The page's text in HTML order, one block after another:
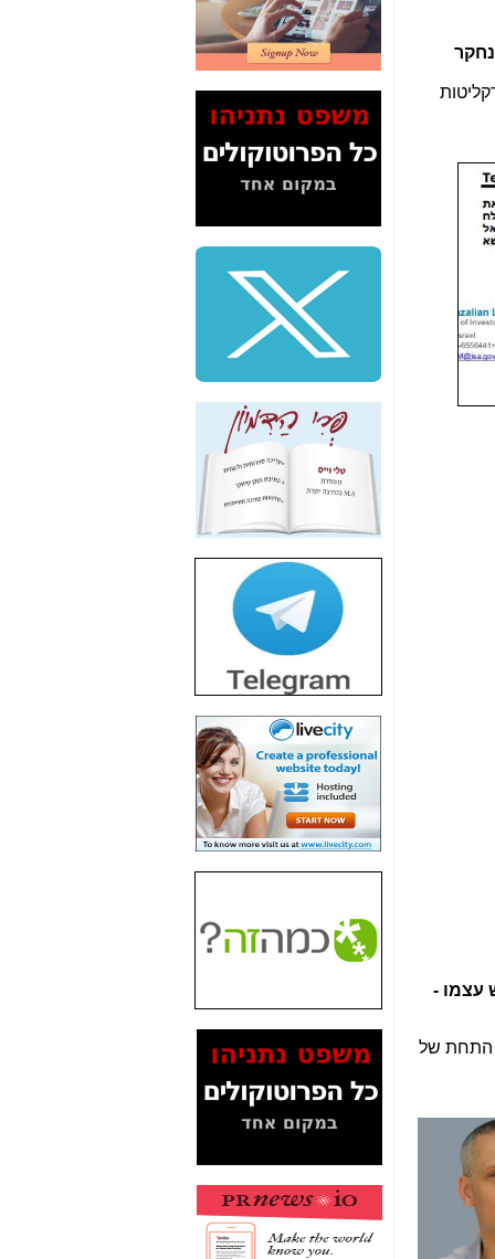
עצמו -
התחת של
2" על תעלולי השר
משה כחלון -כאן
המשך חשיפת הבלוף
ששמו "מהפיכת
הסלולר" ואיך מסרסים
כאן
סיכום ביקור בסיליקון
משקיעות ומפתחות
באותם תחומים -כאן
שלמה פילבר (עד
לאחרונה מנכ"ל משרד
התקשורת) - עד
מדינה? הצחקתם
"יש אפליה בחקירה"?
חשיפה: למה השר
משה כחלון לא נחקר
עד היום? -
כאן
חשיפת חשד לשחיתות
הדומה לזו של "תיק
הסלולר -כאן
חשיפת מה שלא
רוצים שתדעו בעניין
פריסת אנלימיטד
(בניחוח בלתי נסבל) -
כאן
חשיפה: איוב קרא
אישר לקבוצת סלקום
בדיוק מה שביבי אישר
כאן
האם השר איוב קרא
היה צריך בכלל לחתום
על האישור, שנתן
האם ביבי וקרא קבלו
בכלל תמורה עבור
ההטבות הרגולטוריות
המסמכים בנושא בזק-
Yes (תיק 4000)
מוכיחים "תפירת תיק"
לאיש הלא נכון! -כאן
עובדות ומסמכים
האם ביבי כשר
תקשורת עזר לקב'
בזק? -כאן
מה מקור ה-Fake